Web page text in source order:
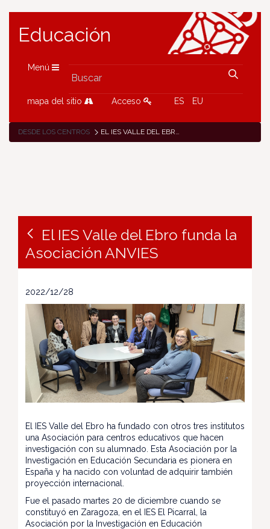
Educación
Menú
mapa del sitio Acceso ES EU
DESDE LOS CENTROS EL IES VALLE DEL EBRO FUNDA LA ASOCIACIÓN ANVIES
El IES Valle del Ebro funda la
Asociación ANVIES
2022/12/28
El IES Valle del Ebro ha fundado con otros tres institutos
una Asociación para centros educativos que hacen
investigación con su alumnado. Esta Asociación por la
Investigación en Educación Secundaria es pionera en
España y ha nacido con voluntad de adquirir también
proyección internacional.
Fue el pasado martes 20 de diciembre cuando se
constituyó en Zaragoza, en el IES El Picarral, la
Asociación por la Investigación en Educación